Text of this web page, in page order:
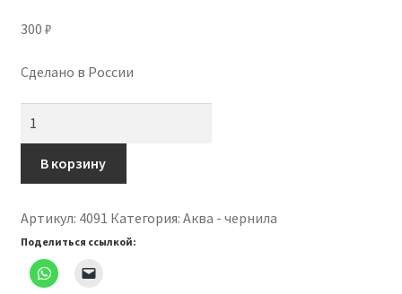
300 ₽
Сделано в России
Гель-
лак
(цвет:
сапфир),
В корзину
Артикул: 4091 Категория: Аква - чернила
Поделиться ссылкой: